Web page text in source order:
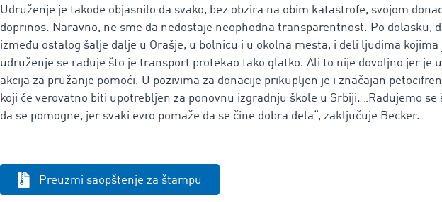
Udruženje je takođe objasnilo da svako, bez obzira na obim katastrofe, svojom
doprinos. Naravno, ne sme da nedostaje neophodna transparentnost. Po dolasku,
između ostalog šalje dalje u Orašje, u bolnicu i u okolna mesta, i deli ljudima kojima
udruženje se raduje što je transport protekao tako glatko. Ali to nije dovoljno jer je
akcija za pružanje pomoći. U pozivima za donacije prikupljen je i značajan
koji će verovatno biti upotrebljen za ponovnu izgradnju škole u Srbiji. „Radujemo se
da se pomogne, jer svaki evro pomaže da se čine dobra dela“, zaključuje Becker.
Preuzmi saopštenje za štampu